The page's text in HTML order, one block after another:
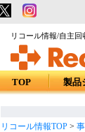
リコール情報/自主
TOP 製品
リコール情報TOP>